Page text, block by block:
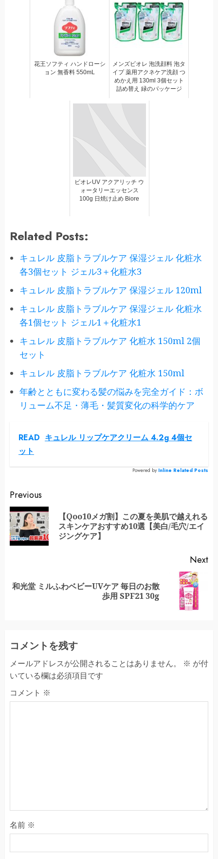
花王ソフティ ハンドローシ
ョン 無香料 550mL
メンズビオレ 泡洗顔料 泡タ
イプ 薬用アクネケア洗顔 つ
めかえ用 130ml 3個セット
詰め替え 緑のパッケージ
ビオレUV アクアリッチ ウ
ォータリーエッセンス
100g 日焼け止め Biore
Related Posts:
キュレル 皮脂トラブルケア 保湿ジェル 化粧水
各3個セット ジェル3＋化粧水3
キュレル 皮脂トラブルケア 保湿ジェル 120ml
キュレル 皮脂トラブルケア 保湿ジェル 化粧水
各1個セット ジェル1＋化粧水1
キュレル 皮脂トラブルケア 化粧水 150ml 2個
セット
キュレル 皮脂トラブルケア 化粧水 150ml
年齢とともに変わる髪の悩みを完全ガイド：ボ
リューム不足・薄毛・髪質変化の科学的ケア
READ キュレル リップケアクリーム 4.2g 4個セ
ット
Powered by Inline Related Posts
Continue
Reading
Previous
【Qoo10メガ割】この夏を美肌で越えれる
スキンケアおすすめ10選【美白/毛穴/エイ
ジングケア】
Next
Next
和光堂 ミルふわベビーUVケア 毎日のお散
歩用 SPF21 30g
コメントを残す
メールアドレスが公開されることはありません。 ※ が付
いている欄は必須項目です
コメント ※
名前 ※